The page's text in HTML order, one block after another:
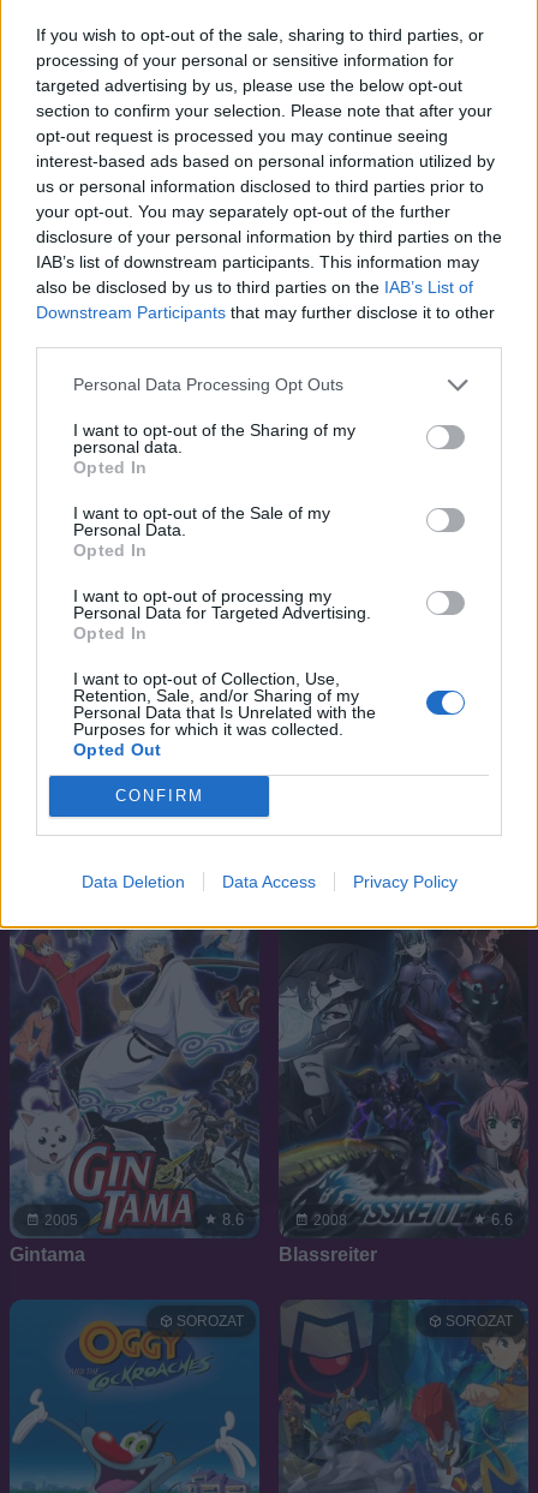
If you wish to opt-out of the sale, sharing to third parties, or
processing of your personal or sensitive information for
targeted advertising by us, please use the below opt-out
section to confirm your selection. Please note that after your
opt-out request is processed you may continue seeing
interest-based ads based on personal information utilized by
us or personal information disclosed to third parties prior to
your opt-out. You may separately opt-out of the further
disclosure of your personal information by third parties on the
IAB’s list of downstream participants. This information may
also be disclosed by us to third parties on the IAB’s List of
Downstream Participants that may further disclose it to other
Personal Data Processing Opt Outs
I want to opt-out of the Sharing of my
personal data.
Opted In
I want to opt-out of the Sale of my
Personal Data.
Opted In
I want to opt-out of processing my
Personal Data for Targeted Advertising.
Opted In
I want to opt-out of Collection, Use,
Retention, Sale, and/or Sharing of my
Personal Data that Is Unrelated with the
Purposes for which it was collected.
Opted Out
CONFIRM
Data Deletion Data Access Privacy Policy
1986 7.6
Az igazi szellemirtók,
2003 7.4
Shaolin Leszámolás
SOROZAT
80 nap alatt a Föld körül
Willy Foggal
SOROZAT
2005
SOROZAT
8.6
Gintama
2008
SOROZAT
6.6
Blassreiter
SOROZAT SOROZAT